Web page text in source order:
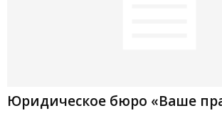
Юридическое бюро «Ваше